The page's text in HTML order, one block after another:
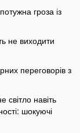
гроза із
не виходити
переговорів з
світло навіть
шокуючі